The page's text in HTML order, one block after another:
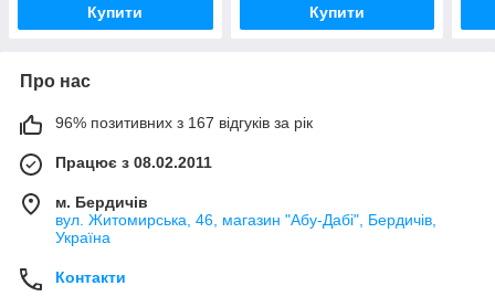
Купити Купити
Про нас
96% позитивних з 167 відгуків за рік
Працює з 08.02.2011
м. Бердичів
вул. Житомирська, 46, магазин "Абу-Дабі", Бердичів,
Україна
Контакти